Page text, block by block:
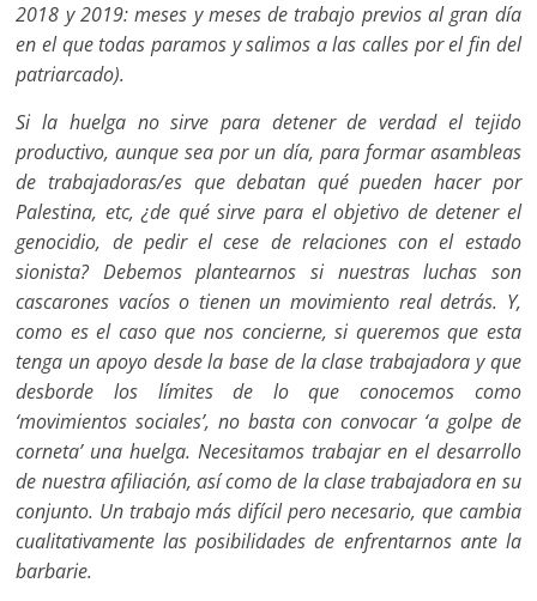
2018 y 2019: meses y meses de trabajo previos al gran día
en el que todas paramos y salimos a las calles por el fin del
patriarcado).
Si la huelga no sirve para detener de verdad el tejido
productivo, aunque sea por un día, para formar asambleas
de trabajadoras/es que debatan qué pueden hacer por
Palestina, etc, ¿de qué sirve para el objetivo de detener el
genocidio, de pedir el cese de relaciones con el estado
sionista? Debemos plantearnos si nuestras luchas son
cascarones vacíos o tienen un movimiento real detrás. Y,
como es el caso que nos concierne, si queremos que esta
tenga un apoyo desde la base de la clase trabajadora y que
desborde los límites de lo que conocemos como
‘movimientos sociales’, no basta con convocar ‘a golpe de
corneta’ una huelga. Necesitamos trabajar en el desarrollo
de nuestra afiliación, así como de la clase trabajadora en su
conjunto. Un trabajo más difícil pero necesario, que cambia
cualitativamente las posibilidades de enfrentarnos ante la
barbarie.